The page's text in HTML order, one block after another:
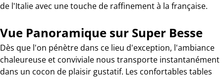
de l'Italie avec une touche de raffinement à la française.
Vue Panoramique sur Super Besse
Dès que l'on pénètre dans ce lieu d'exception, l'ambiance
chaleureuse et conviviale nous transporte instantanément
dans un cocon de plaisir gustatif. Les confortables tables